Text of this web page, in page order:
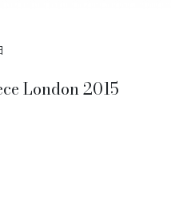
London 2015